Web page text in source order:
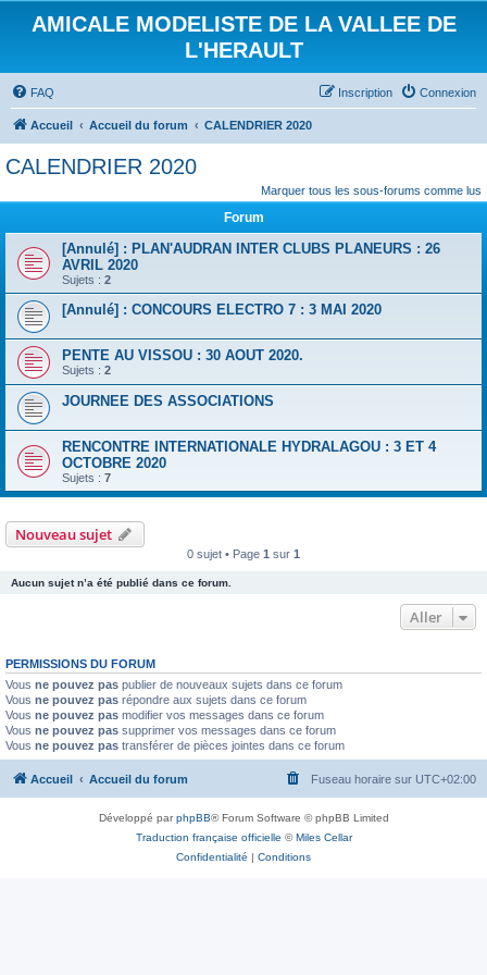
AMICALE MODELISTE DE LA VALLEE DE
L'HERAULT
FAQ Connexion
Inscription
Accueil Accueil du forum CALENDRIER 2020
CALENDRIER 2020
Marquer tous les sous-forums comme lus
Forum
[Annulé] : PLAN'AUDRAN INTER CLUBS PLANEURS : 26
AVRIL 2020
Sujets : 2
[Annulé] : CONCOURS ELECTRO 7 : 3 MAI 2020
PENTE AU VISSOU : 30 AOUT 2020.
Sujets : 2
JOURNEE DES ASSOCIATIONS
RENCONTRE INTERNATIONALE HYDRALAGOU : 3 ET 4
OCTOBRE 2020
Sujets : 7
Nouveau sujet
0 sujet • Page 1 sur 1
Aucun sujet n’a été publié dans ce forum.
Aller
PERMISSIONS DU FORUM
Vous ne pouvez pas publier de nouveaux sujets dans ce forum
Vous ne pouvez pas répondre aux sujets dans ce forum
Vous ne pouvez pas modifier vos messages dans ce forum
Vous ne pouvez pas supprimer vos messages dans ce forum
Vous ne pouvez pas transférer de pièces jointes dans ce forum
Accueil Accueil du forum Fuseau horaire sur UTC+02:00
Développé parphpBB® Forum Software © phpBB Limited
Traduction française officielle ©Miles Cellar
Confidentialité | Conditions